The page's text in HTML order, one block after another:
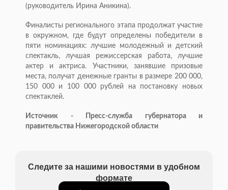
(руководитель Ирина Аникина).
Финалисты регионального этапа продолжат участие
в окружном, где будут определены победители в
пяти номинациях: лучшие молодежный и детский
спектакль, лучшая режиссерская работа, лучшие
актер и актриса. Участники, занявшие призовые
места, получат денежные гранты в размере 200 000,
150 000 и 100 000 рублей на постановку новых
спектаклей.
Источник - Пресс-служба губернатора и
правительства Нижегородской области
Следите за нашими новостями в удобном
формате